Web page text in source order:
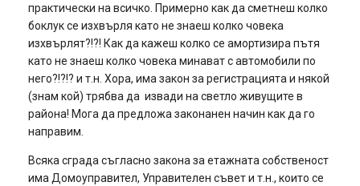
практически на всичко. Примерно как да сметнеш колко
боклук се изхвърля като не знаеш колко човека
изхвърлят?!?! Как да кажеш колко се амортизира пътя
като не знаеш колко човека минават с автомобили по
него?!?!? и т.н. Хора, има закон за регистрацията и някой
(знам кой) трябва да извади на светло живущите в
района! Мога да предложа законанен начин как да го
направим.
Всяка сграда съгласно закона за етажната собственост
има Домоуправител, Управителен съвет и т.н., които се